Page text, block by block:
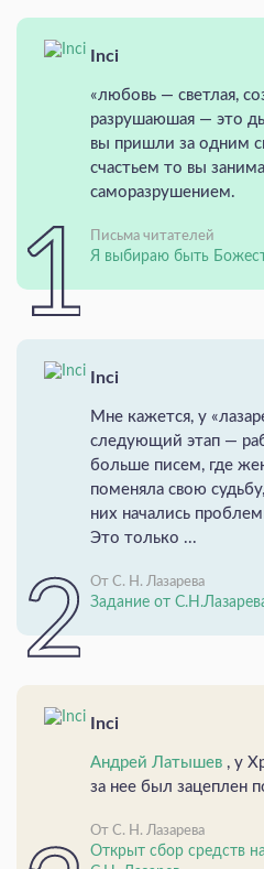
Inci
«любовь — светлая,
разрушаюшая — это
вы пришли за одним
счастьем то вы
саморазрушением.
Письма читателей
Я выбираю быть
Inci
Мне кажется, у
следующий этап —
больше писем, где
поменяла свою
них начались
Это только ...
От С. Н. Лазарева
Задание от
Inci
Андрей Латышев , у
за нее был зацеплен
От С. Н. Лазарева
Открыт сбор средств